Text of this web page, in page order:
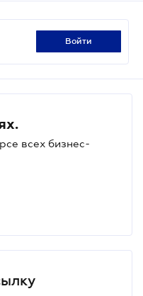
войти
всех бизнес-